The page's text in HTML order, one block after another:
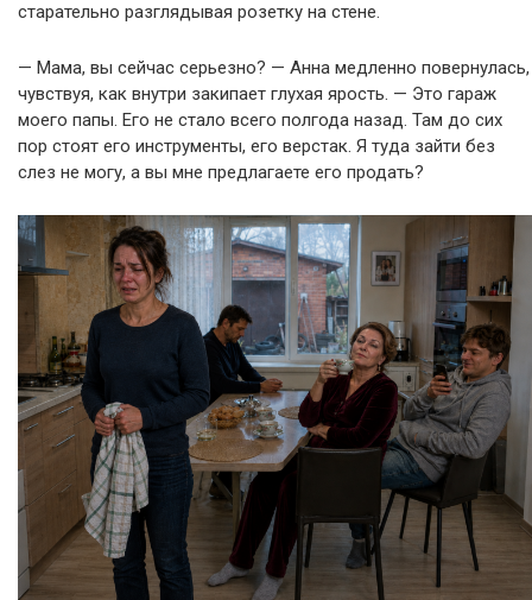
старательно разглядывая розетку на стене.
— Мама, вы сейчас серьезно? — Анна медленно повернулась,
чувствуя, как внутри закипает глухая ярость. — Это гараж
моего папы. Его не стало всего полгода назад. Там до сих
пор стоят его инструменты, его верстак. Я туда зайти без
слез не могу, а вы мне предлагаете его продать?